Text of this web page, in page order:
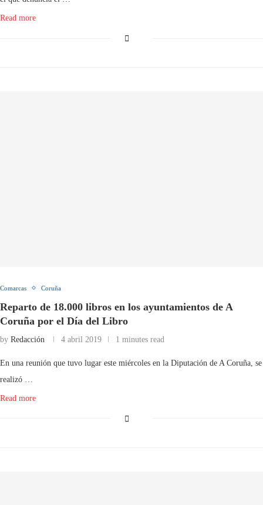
Read more
Comarcas Coruña
Reparto de 18.000 libros en los ayuntamientos de A
Coruña por el Día del Libro
by Redacción 4 abril 2019 1 minutes read
En una reunión que tuvo lugar este miércoles en la Diputación de A Coruña, se
realizó …
Read more